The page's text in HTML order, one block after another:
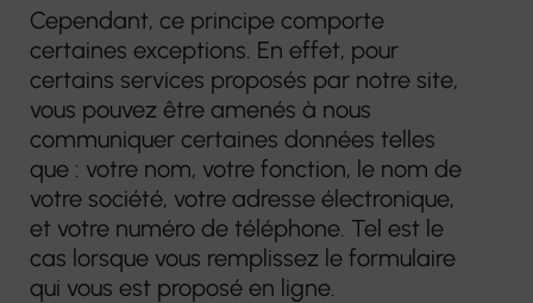
Cependant, ce principe comporte
certaines exceptions. En effet, pour
certains services proposés par notre site,
vous pouvez être amenés à nous
communiquer certaines données telles
que : votre nom, votre fonction, le nom de
votre société, votre adresse électronique,
et votre numéro de téléphone. Tel est le
cas lorsque vous remplissez le formulaire
qui vous est proposé en ligne.